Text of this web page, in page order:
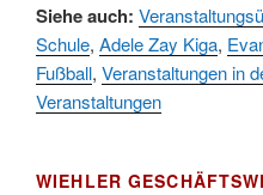
13.09.
Umzug und Feier
Stadtteilhaus um
19.09. Schlagerabend im
25. u.
Kinderbibeltag im
Siehe auch:
Schule, Adele Zay Kiga,
Fußball, Veranstaltungen in
Veranstaltungen
WIEHLER